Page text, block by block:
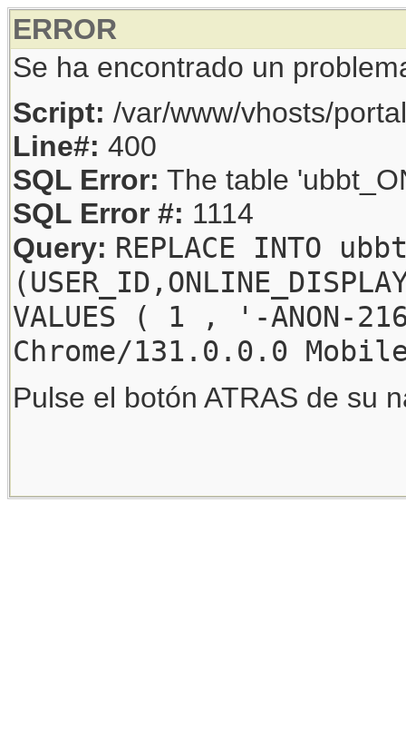
ERROR
Se ha encontrado un
Script: /var/www/vhosts/
Line#: 400
SQL Error: The table
SQL Error #: 1114
Query: REPLACE INTO
VALUES ( 1 , '-
Chrome/131.0.0.0
Pulse el botón ATRAS de su